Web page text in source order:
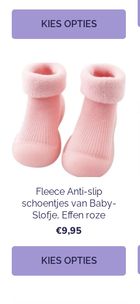
KIES OPTIES
Fleece Anti-slip
schoentjes van Baby-
Slofje, Effen roze
€9,95
KIES OPTIES